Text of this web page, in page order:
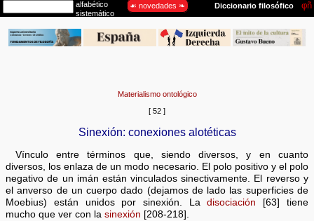
Materialismo ontológico
[ 52 ]
Sinexión: conexiones alotéticas
Vínculo entre términos que, siendo diversos, y en cuanto
diversos, los enlaza de un modo necesario. El polo positivo y el polo
negativo de un imán están vinculados sinectivamente. El reverso y
el anverso de un cuerpo dado (dejamos de lado las superficies de
Moebius) están unidos por sinexión. Ladisociación [63] tiene
mucho que ver con lasinexión [208-218].